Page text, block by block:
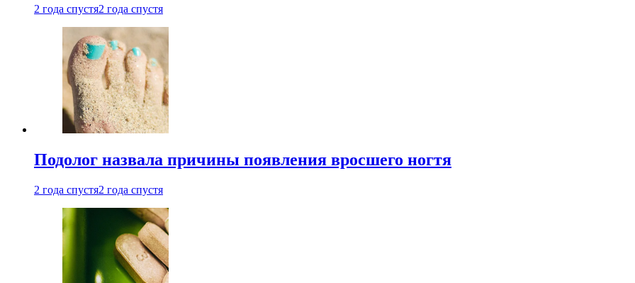
2 года спустя2 года спустя
Подолог назвала причины появления вросшего ногтя
2 года спустя2 года спустя